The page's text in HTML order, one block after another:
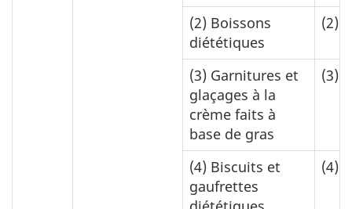
(2) Boissons
diététiques
(2)
(3) Garnitures et
glaçages à la
crème faits à
base de gras
(3)
(4) Biscuits et
gaufrettes
(4)